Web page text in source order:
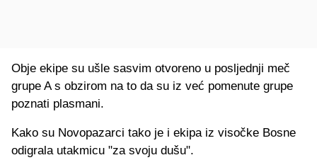
Obje ekipe su ušle sasvim otvoreno u posljednji meč
grupe A s obzirom na to da su iz već pomenute grupe
poznati plasmani.
Kako su Novopazarci tako je i ekipa iz visočke Bosne
odigrala utakmicu "za svoju dušu".